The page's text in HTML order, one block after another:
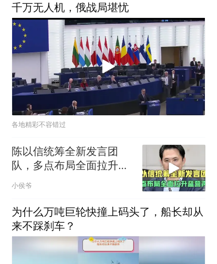
千万无人机，俄战局堪忧
各地精彩不容错过
陈以信统筹全新发言团
队，多点布局全面拉升蓝
营声量
小侯爷
为什么万吨巨轮快撞上码头了，船长却从
来不踩刹车？